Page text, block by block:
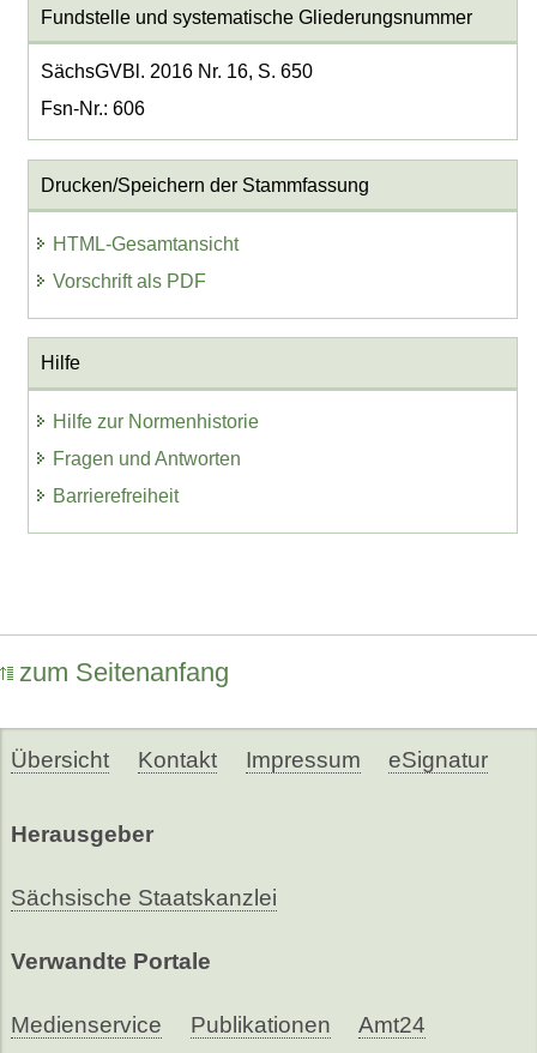
Fundstelle und systematische Gliederungsnummer
SächsGVBl. 2016 Nr. 16, S. 650
Fsn-Nr.: 606
Drucken/Speichern der Stammfassung
HTML-Gesamtansicht
Vorschrift als PDF
Hilfe
Hilfe zur Normenhistorie
Fragen und Antworten
Barrierefreiheit
zum Seitenanfang
Übersicht Kontakt Impressum eSignatur
Herausgeber
Sächsische Staatskanzlei
Verwandte Portale
Medienservice Publikationen Amt24